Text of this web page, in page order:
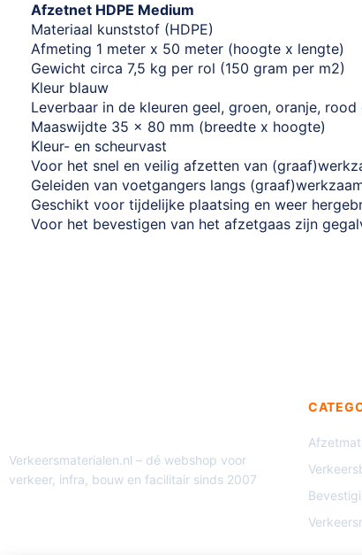
Afzetnet HDPE Medium
Materiaal kunststof (HDPE)
Afmeting 1 meter x 50 meter (hoogte x lengte)
Gewicht circa 7,5 kg per rol (150 gram per m2)
Kleur blauw
Leverbaar in de kleuren geel, groen, oranje, rood
Maaswijdte 35 x 80 mm (breedte x hoogte)
Kleur- en scheurvast
Voor het snel en veilig afzetten van
Geleiden van voetgangers langs
Geschikt voor tijdelijke plaatsing en weer
Voor het bevestigen van het afzetgaas zijn
Verkeersmaterialen.nl – dé webshop voor
verkeer, infra, bouw en facilitair sinds 2007